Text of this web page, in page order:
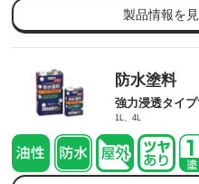
製品情報を
防水塗料
強力浸透タイ
1L、4L